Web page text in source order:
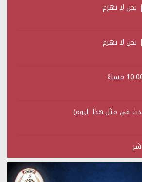
نحن لا نهزم
نحن لا نهزم
في مثل هذا اليوم)